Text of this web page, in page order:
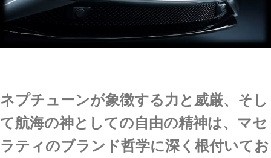
ネプチューンが象徴する力と威厳、そし
て航海の神としての自由の精神は、マセ
ラティのブランド哲学に深く根付いてお